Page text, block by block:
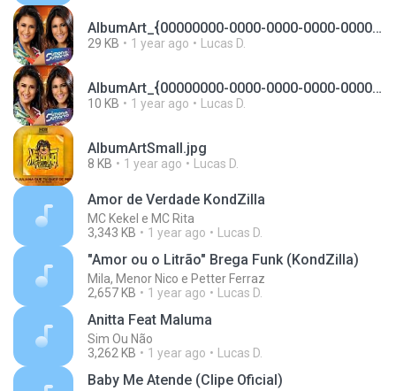
AlbumArt_{00000000-0000-0000-0000-000000000000}_Large.jpg
29 KB 1 year ago Lucas D.
AlbumArt_{00000000-0000-0000-0000-000000000000}_Small.jpg
10 KB 1 year ago Lucas D.
AlbumArtSmall.jpg
8 KB 1 year ago Lucas D.
Amor de Verdade KondZilla
MC Kekel e MC Rita
3,343 KB
1 year ago Lucas D.
"Amor ou o Litrão" Brega Funk (KondZilla)
Mila, Menor Nico e Petter Ferraz
2,657 KB
1 year ago Lucas D.
Anitta Feat Maluma
Sim Ou Não
3,262 KB
1 year ago Lucas D.
Baby Me Atende (Clipe Oficial)